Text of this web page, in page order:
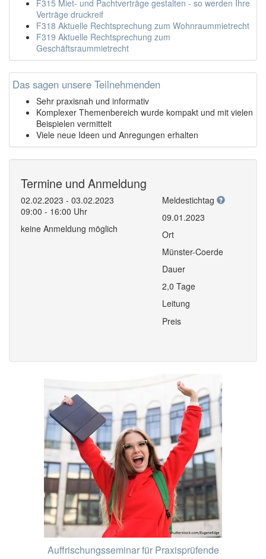
F315 Miet- und Pachtverträge gestalten - so werden Ihre
Verträge druckreif
F318 Aktuelle Rechtsprechung zum Wohnraummietrecht
F319 Aktuelle Rechtsprechung zum
Geschäftsraummietrecht
Das sagen unsere Teilnehmenden
Sehr praxisnah und informativ
Komplexer Themenbereich wurde kompakt und mit vielen
Beispielen vermittelt
Viele neue Ideen und Anregungen erhalten
Termine und Anmeldung
02.02.2023 - 03.02.2023
09:00 - 16:00 Uhr
keine Anmeldung möglich
Meldestichtag
09.01.2023
Ort
Münster-Coerde
Dauer
2,0 Tage
Leitung
Preis
Auffrischungsseminar für Praxisprüfende